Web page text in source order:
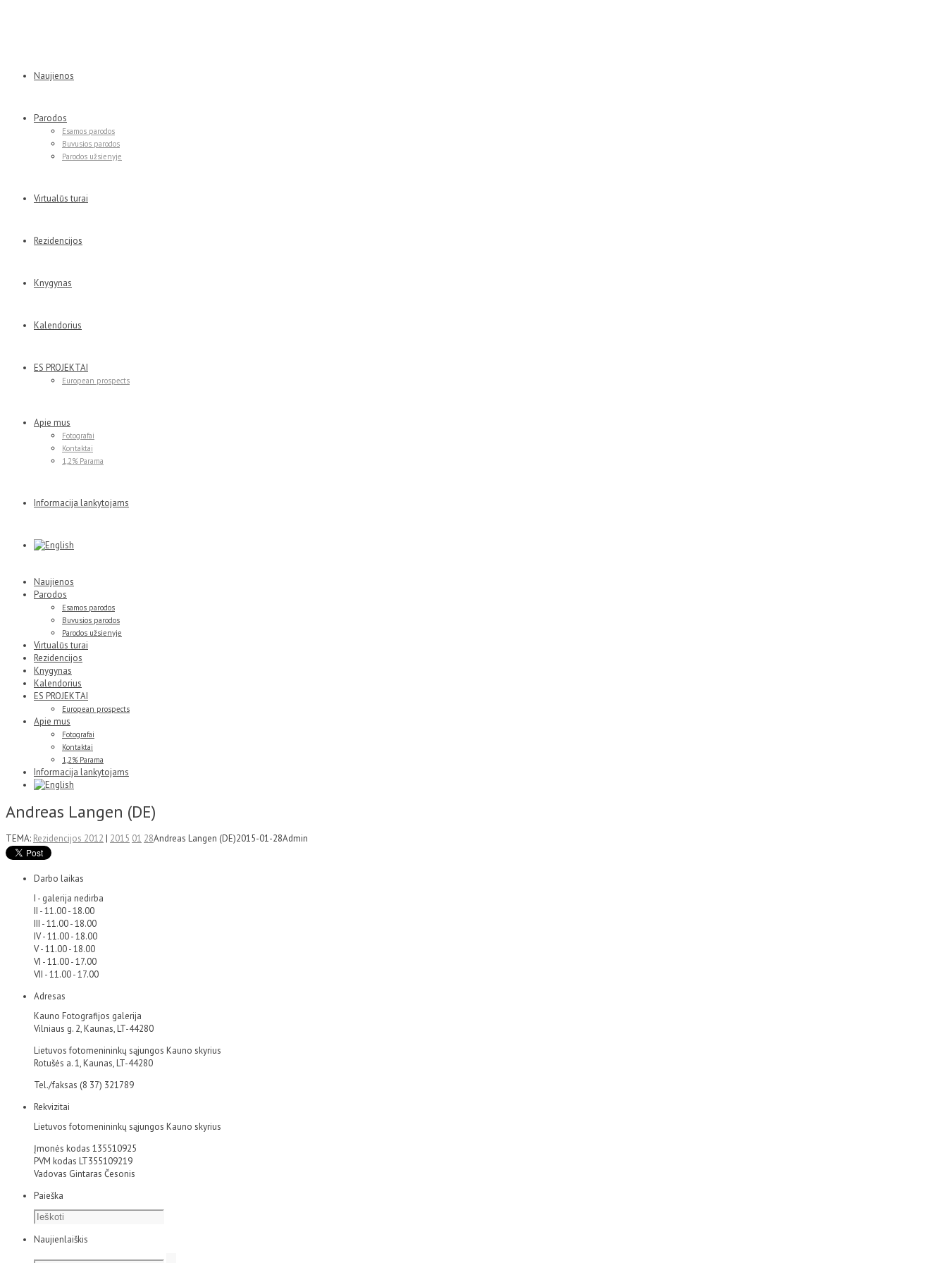
Naujienos
Parodos
Esamos parodos
Buvusios parodos
Parodos užsienyje
Virtualūs turai
Rezidencijos
Knygynas
Kalendorius
ES PROJEKTAI
European prospects
Apie mus
Fotografai
Kontaktai
1,2% Parama
Informacija lankytojams
Naujienos
Parodos
Esamos parodos
Buvusios parodos
Parodos užsienyje
Virtualūs turai
Rezidencijos
Knygynas
Kalendorius
ES PROJEKTAI
European prospects
Apie mus
Fotografai
Kontaktai
1,2% Parama
Informacija lankytojams
Andreas Langen (DE)
TEMA: Rezidencijos 2012 | 2015 01 28Andreas Langen (DE)2015-01-28Admin
Darbo laikas
I - galerija nedirba
II - 11.00 - 18.00
III - 11.00 - 18.00
IV - 11.00 - 18.00
V - 11.00 - 18.00
VI - 11.00 - 17.00
VII - 11.00 - 17.00
Adresas
Kauno Fotografijos galerija
Vilniaus g. 2, Kaunas, LT-44280
Lietuvos fotomenininkų sąjungos Kauno skyrius
Rotušės a. 1, Kaunas, LT-44280
Tel./faksas (8 37) 321789
Rekvizitai
Lietuvos fotomenininkų sąjungos Kauno skyrius
Įmonės kodas 135510925
PVM kodas LT355109219
Vadovas Gintaras Česonis
Paieška
Naujienlaiškis